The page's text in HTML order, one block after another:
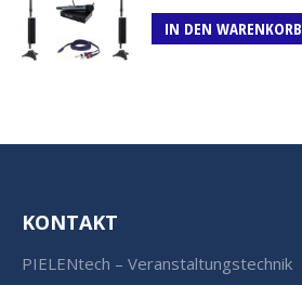
IN DEN WARENKORB
KONTAKT
PIELENtech – Veranstaltungstechnik